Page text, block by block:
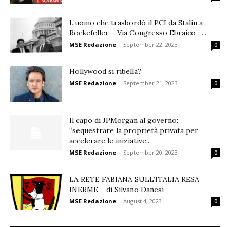
L’uomo che trasbordò il PCI da Stalin a
Rockefeller – Via Congresso Ebraico –...
MSE Redazione - September 22, 2023 0
Hollywood si ribella?
MSE Redazione - September 21, 2023 0
Il capo di JPMorgan al governo:
“sequestrare la proprietà privata per
accelerare le iniziative...
MSE Redazione - September 20, 2023 0
LA RETE FABIANA SULL’ITALIA RESA
INERME – di Silvano Danesi
MSE Redazione - August 4, 2023 0